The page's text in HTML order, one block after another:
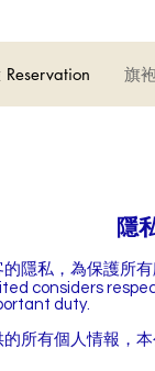
旗
隱
隱私，為保護所
considers
duty.
所有個人情報，